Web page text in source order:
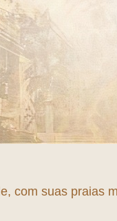
com suas praias